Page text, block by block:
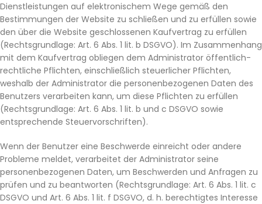
Dienstleistungen auf elektronischem Wege gemäß den
Bestimmungen der Website zu schließen und zu erfüllen sowie
den über die Website geschlossenen Kaufvertrag zu erfüllen
(Rechtsgrundlage: Art. 6 Abs. 1 lit. b DSGVO). Im Zusammenhang
mit dem Kaufvertrag obliegen dem Administrator öffentlich-
rechtliche Pflichten, einschließlich steuerlicher Pflichten,
weshalb der Administrator die personenbezogenen Daten des
Benutzers verarbeiten kann, um diese Pflichten zu erfüllen
(Rechtsgrundlage: Art. 6 Abs. 1 lit. b und c DSGVO sowie
entsprechende Steuervorschriften).
Wenn der Benutzer eine Beschwerde einreicht oder andere
Probleme meldet, verarbeitet der Administrator seine
personenbezogenen Daten, um Beschwerden und Anfragen zu
prüfen und zu beantworten (Rechtsgrundlage: Art. 6 Abs. 1 lit. c
DSGVO und Art. 6 Abs. 1 lit. f DSGVO, d. h. berechtigtes Interesse